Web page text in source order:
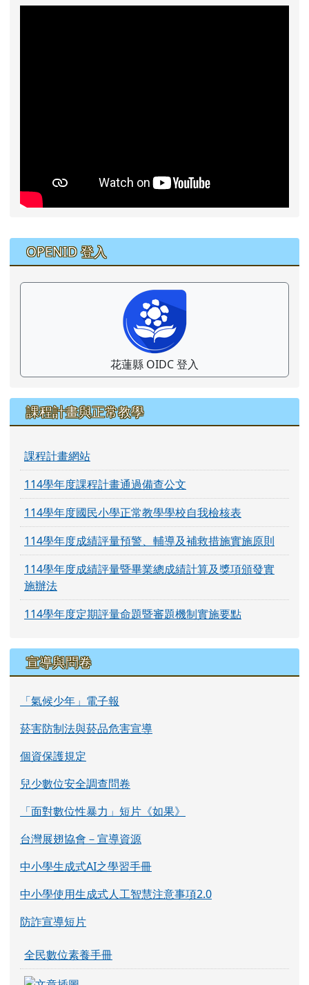
右邊區域內容
OPENID 登入
花蓮縣 OIDC 登入
課程計畫與正常教學
課程計畫網站
114學年度課程計畫通過備查公文
114學年度國民小學正常教學學校自我檢核表
114學年度成績評量預警、輔導及補救措施實施原則
114學年度成績評量暨畢業總成績計算及獎項頒發實
施辦法
114學年度定期評量命題暨審題機制實施要點
宣導與問卷
「氣候少年」電子報
菸害防制法與菸品危害宣導
個資保護規定
兒少數位安全調查問卷
「面對數位性暴力」短片《如果》
台灣展翅協會－宣導資源
中小學生成式AI之學習手冊
中小學使用生成式人工智慧注意事項2.0
防詐宣導短片
全民數位素養手冊